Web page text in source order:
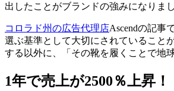
出したことがブランドの強みになりまし
コロラド州の広告代理店Ascendの記事
選ぶ基準として大切にされていること
する以外に、「その靴を履くことで地
1年で売上が2500％上昇